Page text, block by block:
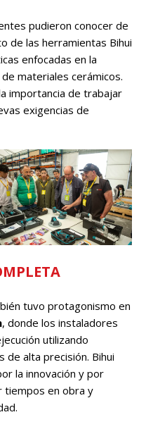
pudieron conocer de
de las herramientas Bihui
enfocadas en la
materiales cerámicos.
importancia de trabajar
exigencias de
tuvo protagonismo en
, donde los instaladores
utilizando
de alta precisión. Bihui
la innovación y por
tiempos en obra y